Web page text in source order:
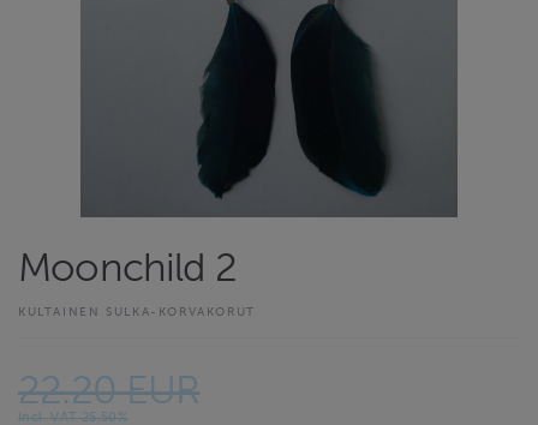
Moonchild 2
KULTAINEN SULKA-KORVAKORUT
22.20 EUR
Incl. VAT 25.50%